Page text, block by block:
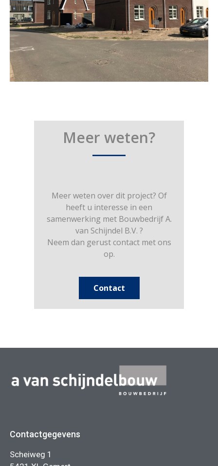
Meer weten?
____
Meer weten over dit project? Of
heeft u interesse in een
samenwerking met Bouwbedrijf A.
van Schijndel B.V. ?
Neem dan gerust contact met ons
op.
Contact
Contactgegevens
Scheiweg 1